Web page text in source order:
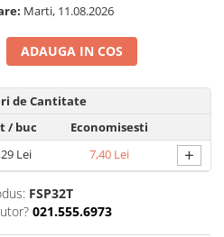
Marti, 11.08.2026
ADAUGA IN COS
de Cantitate
/ buc
Economisesti
Lei 7,40 Lei +
FSP32T
021.555.6973